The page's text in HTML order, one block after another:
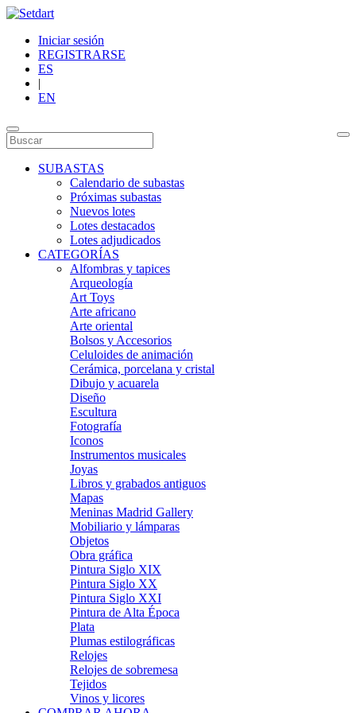
Iniciar sesión
REGISTRARSE
ES
|
EN
SUBASTAS
Calendario de subastas
Próximas subastas
Nuevos lotes
Lotes destacados
Lotes adjudicados
CATEGORÍAS
Alfombras y tapices
Arqueología
Art Toys
Arte africano
Arte oriental
Bolsos y Accesorios
Celuloides de animación
Cerámica, porcelana y cristal
Dibujo y acuarela
Diseño
Escultura
Fotografía
Iconos
Instrumentos musicales
Joyas
Libros y grabados antiguos
Mapas
Meninas Madrid Gallery
Mobiliario y lámparas
Objetos
Obra gráfica
Pintura Siglo XIX
Pintura Siglo XX
Pintura Siglo XXI
Pintura de Alta Época
Plata
Plumas estilográficas
Relojes
Relojes de sobremesa
Tejidos
Vinos y licores